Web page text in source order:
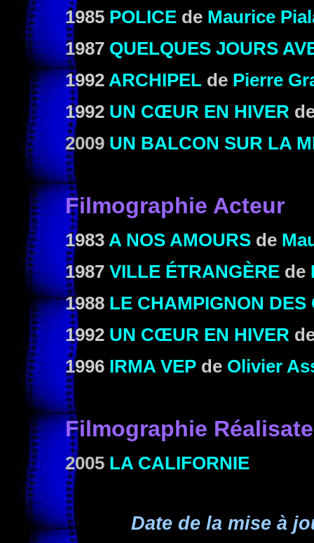
1985 POLICE de Maurice
1987 QUELQUES JOURS
1992 ARCHIPEL de Pierre
1992 UN CŒUR EN HIVER
2009 UN BALCON SUR LA
Filmographie Acteur
1983 A NOS AMOURS de
1987 VILLE ÉTRANGÈRE de
1988 LE CHAMPIGNON DES
1992 UN CŒUR EN HIVER
1996 IRMA VEP de Olivier
Filmographie
2005 LA CALIFORNIE
Date de la mise à